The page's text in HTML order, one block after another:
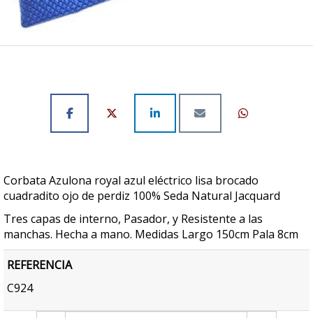
Corbata Azulona royal azul eléctrico lisa brocado
cuadradito ojo de perdiz 100% Seda Natural Jacquard
Tres capas de interno, Pasador, y Resistente a las
manchas. Hecha a mano. Medidas Largo 150cm Pala 8cm
REFERENCIA
C924